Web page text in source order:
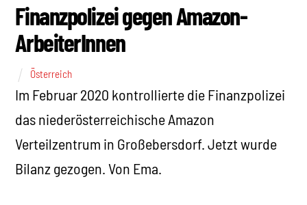
Finanzpolizei gegen Amazon-
ArbeiterInnen
Österreich
Im Februar 2020 kontrollierte die Finanzpolizei
das niederösterreichische Amazon
Verteilzentrum in Großebersdorf. Jetzt wurde
Bilanz gezogen. Von Ema.